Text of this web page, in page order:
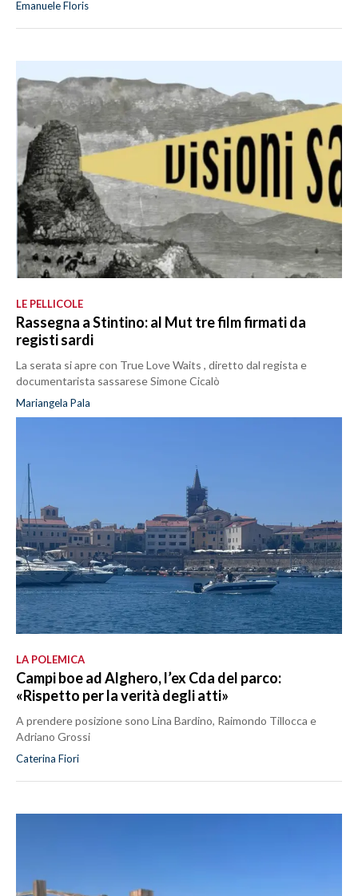
Emanuele Floris
LE PELLICOLE
Rassegna a Stintino: al Mut tre film firmati da
registi sardi
La serata si apre con True Love Waits , diretto dal regista e
documentarista sassarese Simone Cicalò
Mariangela Pala
LA POLEMICA
Campi boe ad Alghero, l’ex Cda del parco:
«Rispetto per la verità degli atti»
A prendere posizione sono Lina Bardino, Raimondo Tillocca e
Adriano Grossi
Caterina Fiori